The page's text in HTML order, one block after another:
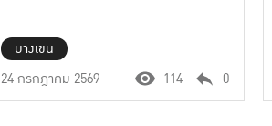
บางเขน
24 กรกฎาคม 2569
114 0